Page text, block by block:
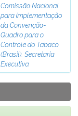
Comissão Nacional
para Implementação
da Convenção-
Quadro para o
Controle do Tabaco
(Brasil). Secretaria
Executiva